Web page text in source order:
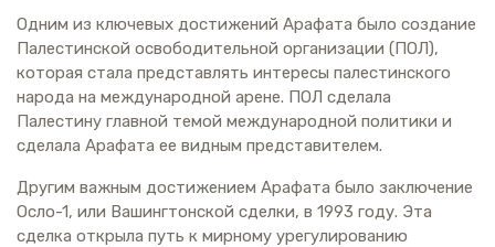
Одним из ключевых достижений Арафата было создание
Палестинской освободительной организации (ПОЛ),
которая стала представлять интересы палестинского
народа на международной арене. ПОЛ сделала
Палестину главной темой международной политики и
сделала Арафата ее видным представителем.
Другим важным достижением Арафата было заключение
Осло-1, или Вашингтонской сделки, в 1993 году. Эта
сделка открыла путь к мирному урегулированию